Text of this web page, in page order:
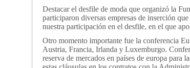
Destacar el desfile de moda que organizó la
participaron diversas empresas de inserción
nuestra participación en el desfile, en el que
Otro momento importante fue la conferencia
Austria, Francia, Irlanda y Luxemburgo.
reserva de mercados en países de europa para